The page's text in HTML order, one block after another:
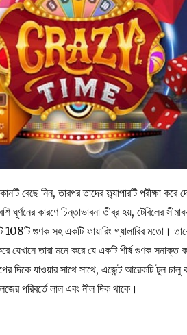
বেছে নিন, তারপর তাদের ফ্ল্যাপারটি পরীক্ষা করে
কারণে চিন্তাভাবনা তীব্র হয়, টেবিলের
108টি গুণক সহ একটি ফায়ারিং গ্যালারির মতো।
যেখানে তারা মনে করে যে একটি শীর্ষ গুণক সনাক্ত
দিকে যাওয়ার সাথে সাথে, এজেন্ট আরেকটি টুল
পরিবর্তে লাল এবং নীল দিক থাকে।